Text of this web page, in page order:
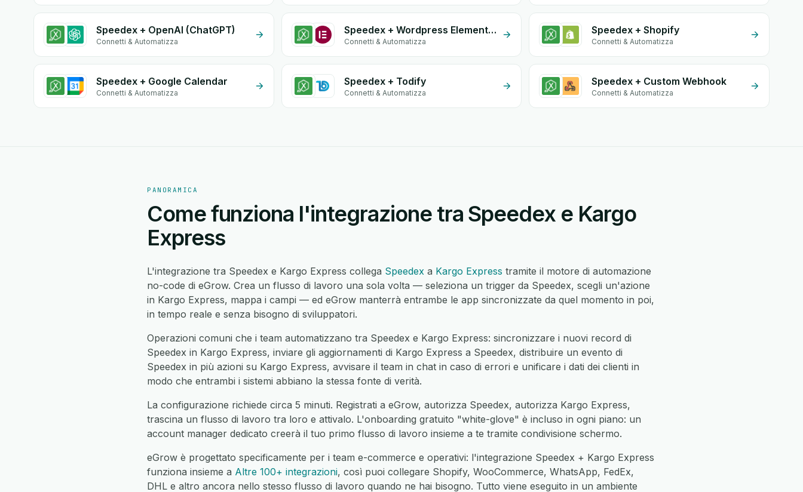
Speedex + OpenAI (ChatGPT)
Connetti & Automatizza
Speedex + Wordpress Elementor
Connetti & Automatizza
Speedex + Shopify
Connetti & Automatizza
Speedex + Google Calendar
Connetti & Automatizza
Speedex + Todify
Connetti & Automatizza
Speedex + Custom Webhook
Connetti & Automatizza
PANORAMICA
Come funziona l'integrazione tra Speedex e Kargo
Express
L'integrazione tra Speedex e Kargo Express collega Speedex a Kargo Express tramite il motore di automazione
no-code di eGrow. Crea un flusso di lavoro una sola volta — seleziona un trigger da Speedex, scegli un'azione
in Kargo Express, mappa i campi — ed eGrow manterrà entrambe le app sincronizzate da quel momento in poi,
in tempo reale e senza bisogno di sviluppatori.
Operazioni comuni che i team automatizzano tra Speedex e Kargo Express: sincronizzare i nuovi record di
Speedex in Kargo Express, inviare gli aggiornamenti di Kargo Express a Speedex, distribuire un evento di
Speedex in più azioni su Kargo Express, avvisare il team in chat in caso di errori e unificare i dati dei clienti in
modo che entrambi i sistemi abbiano la stessa fonte di verità.
La configurazione richiede circa 5 minuti. Registrati a eGrow, autorizza Speedex, autorizza Kargo Express,
trascina un flusso di lavoro tra loro e attivalo. L'onboarding gratuito "white-glove" è incluso in ogni piano: un
account manager dedicato creerà il tuo primo flusso di lavoro insieme a te tramite condivisione schermo.
eGrow è progettato specificamente per i team e-commerce e operativi: l'integrazione Speedex + Kargo Express
funziona insieme a Altre 100+ integrazioni, così puoi collegare Shopify, WooCommerce, WhatsApp, FedEx,
DHL e altro ancora nello stesso flusso di lavoro quando ne hai bisogno. Tutto viene eseguito in un ambiente